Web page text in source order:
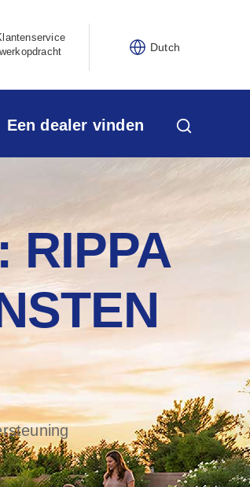
werkopdracht
Dutch
Een dealer vinden
RIPPA